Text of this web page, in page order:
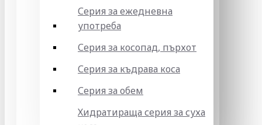
Серия за ежедневна
употреба
Серия за косопад, пърхот
Серия за къдрава коса
Серия за обем
Хидратираща серия за суха